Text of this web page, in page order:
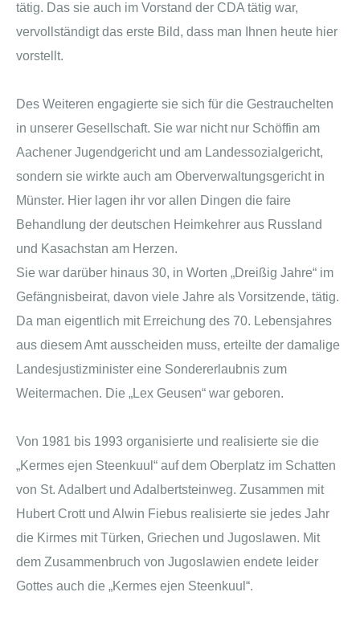
tätig. Das sie auch im Vorstand der CDA tätig war,
vervollständigt das erste Bild, dass man Ihnen heute hier
vorstellt.
Des Weiteren engagierte sie sich für die Gestrauchelten
in unserer Gesellschaft. Sie war nicht nur Schöffin am
Aachener Jugendgericht und am Landessozialgericht,
sondern sie wirkte auch am Oberverwaltungsgericht in
Münster. Hier lagen ihr vor allen Dingen die faire
Behandlung der deutschen Heimkehrer aus Russland
und Kasachstan am Herzen.
Sie war darüber hinaus 30, in Worten „Dreißig Jahre“ im
Gefängnisbeirat, davon viele Jahre als Vorsitzende, tätig.
Da man eigentlich mit Erreichung des 70. Lebensjahres
aus diesem Amt ausscheiden muss, erteilte der damalige
Landesjustizminister eine Sondererlaubnis zum
Weitermachen. Die „Lex Geusen“ war geboren.
Von 1981 bis 1993 organisierte und realisierte sie die
„Kermes ejen Steenkuul“ auf dem Oberplatz im Schatten
von St. Adalbert und Adalbertsteinweg. Zusammen mit
Hubert Crott und Alwin Fiebus realisierte sie jedes Jahr
die Kirmes mit Türken, Griechen und Jugoslawen. Mit
dem Zusammenbruch von Jugoslawien endete leider
Gottes auch die „Kermes ejen Steenkuul“.